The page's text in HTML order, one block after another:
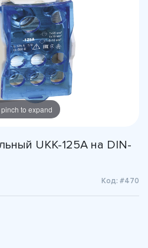
to expand
UKK-125А на DIN-
Код: #470